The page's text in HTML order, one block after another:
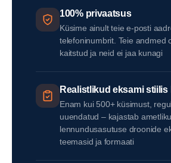
100% privaatsus
Küsime ainult teie e-posti
telefoninumbrit. Teie andmed
kaitstud ja neid ei jaa kunagi
Realistlikud eksami stiilis
Enam kui 500+ küsimust,
uuendatud – kajastab ametliku
lennundusasutuse droonide
teemasid ja formaati